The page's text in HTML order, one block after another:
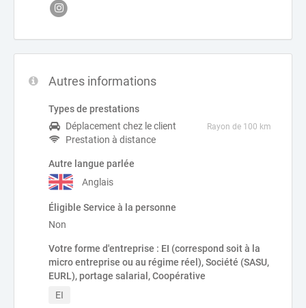
Autres informations
Types de prestations
Déplacement chez le client
Rayon de 100 km
Prestation à distance
Autre langue parlée
Anglais
Éligible Service à la personne
Non
Votre forme d'entreprise : EI (correspond soit à la
micro entreprise ou au régime réel), Société (SASU,
EURL), portage salarial, Coopérative
EI